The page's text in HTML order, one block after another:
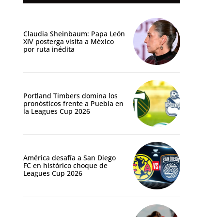
Claudia Sheinbaum: Papa León
XIV posterga visita a México
por ruta inédita
Portland Timbers domina los
pronósticos frente a Puebla en
la Leagues Cup 2026
América desafía a San Diego
FC en histórico choque de
Leagues Cup 2026